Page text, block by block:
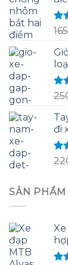
sao
sao
đi
SẢN